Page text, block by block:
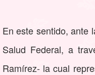
En este sentido, ante
Salud Federal, a
Ramírez- la cual